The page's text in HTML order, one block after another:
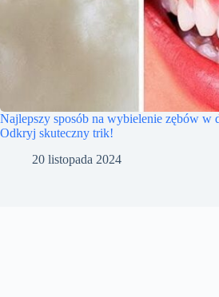
Najlepszy sposób na wybielenie zębów w
Odkryj skuteczny trik!
20 listopada 2024